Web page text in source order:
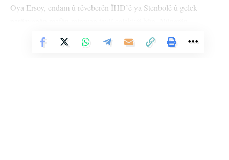
Oya Ersoy, endam û rêveberên ÎHD’ê ya Stenbolê û gelek
Rêxistina Efûyê ya Navneteweyî jî piştgirî dan çalakiyê.
Vê Nûçeyê Bixwîne